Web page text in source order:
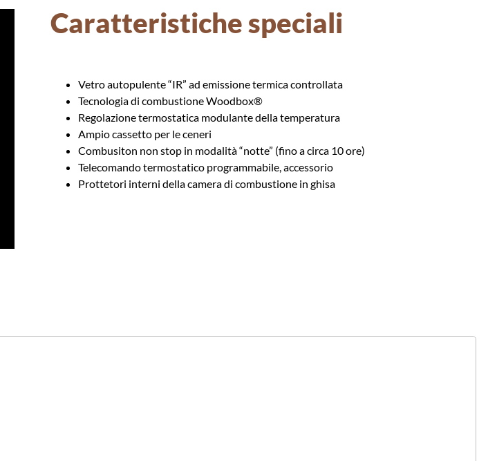
Caratteristiche speciali
Vetro autopulente “IR” ad emissione termica controllata
Tecnologia di combustione Woodbox®
Regolazione termostatica modulante della temperatura
Ampio cassetto per le ceneri
Combusiton non stop in modalità “notte” (fino a circa 10 ore)
Telecomando termostatico programmabile, accessorio
Prottetori interni della camera di combustione in ghisa